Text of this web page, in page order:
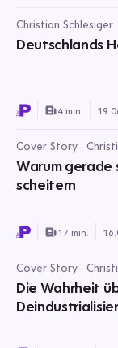
Christian Schlesiger
Deutschlands
4 min.
Cover Story ·
Rasmus Buchsteiner
Warum gerade
scheitern
17 min.
Cover Story ·
Die Wahrheit